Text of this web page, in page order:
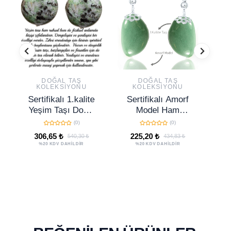
DOĞAL TAŞ
KOLEKSIYONU
Sertifikalı 1.kalite
Yeşim Taşı Doğal
Taş Küpe
(MEKSİKA)
(0)
306,65 ₺ 540,30 ₺
%20 KDV DAHİLDİR
DOĞAL TAŞ
KOLEKSIYONU
Sertifikalı Amorf
Model Ham
Aventurin Taşı
Küpe
(0)
225,20 ₺ 434,83 ₺
%20 KDV DAHİLDİR